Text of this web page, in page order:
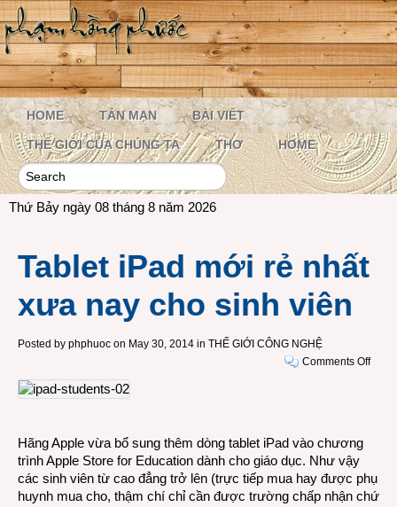
HOME TẢN MẠN BÀI VIẾT
THẾ GIỚI CỦA CHÚNG TA THƠ HOME
Thứ Bảy ngày 08 tháng 8 năm 2026
Tablet iPad mới rẻ nhất
xưa nay cho sinh viên
Posted by phphuoc on May 30, 2014 in THẾ GIỚI CÔNG NGHỆ
Comments Offon
nay
cho
Hãng Apple vừa bổ sung thêm dòng tablet iPad vào chương
trình Apple Store for Education dành cho giáo dục. Như vậy
các sinh viên từ cao đẳng trở lên (trực tiếp mua hay được phụ
huynh mua cho, thậm chí chỉ cần được trường chấp nhận chứ